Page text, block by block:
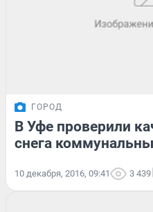
ГОРОД
В Уфе проверили
снега
10 декабря, 2016, 09:41 3 439